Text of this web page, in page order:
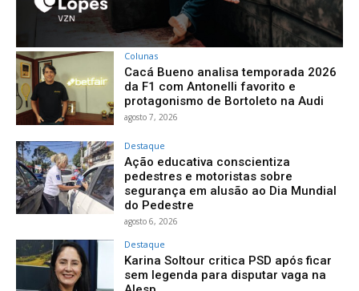
Colunas
Cacá Bueno analisa temporada 2026
da F1 com Antonelli favorito e
protagonismo de Bortoleto na Audi
agosto 7, 2026
Destaque
Ação educativa conscientiza
pedestres e motoristas sobre
segurança em alusão ao Dia Mundial
do Pedestre
agosto 6, 2026
Destaque
Karina Soltour critica PSD após ficar
sem legenda para disputar vaga na